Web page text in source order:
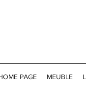
PAGE MEUBLE